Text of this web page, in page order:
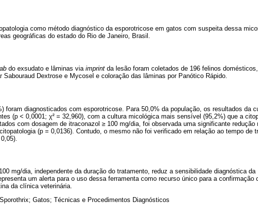
como método diagnóstico da esporotricose em gatos com suspeita dessa
geográficas do estado do Rio de Janeiro, Brasil.
do exsudato e lâminas via imprint da lesão foram coletados de 196 felinos
Sabouraud Dextrose e Mycosel e coloração das lâminas por Panótico Rápido.
foram diagnosticados com esporotricose. Para 50,0% da população, os resultados da
(p < 0,0001; χ² = 32,960), com a cultura micológica mais sensível (95,2%) que a
com dosagem de itraconazol ≥ 100 mg/dia, foi observada uma significante redução
(p = 0,0136). Contudo, o mesmo não foi verificado em relação ao tempo de
mg/dia, independente da duração do tratamento, reduz a sensibilidade diagnóstica da
um alerta para o uso dessa ferramenta como recurso único para a confirmação
da clínica veterinária.
Gatos; Técnicas e Procedimentos Diagnósticos